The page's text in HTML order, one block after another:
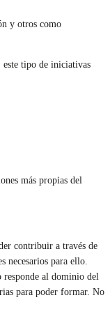
y otros como
este tipo de iniciativas
más propias del
contribuir a través de
necesarios para ello.
al dominio del
para poder formar. No